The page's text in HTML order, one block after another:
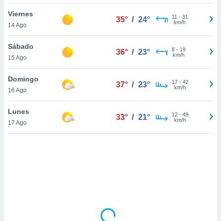
sitio
En
sean
el sitio
ni para
o
Viernes
14 Ago
35° / 24° 11 - 31
km/h
Sábado
15 Ago
36° / 23° 8- 19
km/h
Domingo
16 Ago
37° / 23° 17- 42
km/h
Lunes
17 Ago
33° / 21° 12- 49
km/h